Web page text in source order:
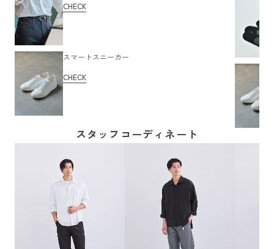
CHECK
スマートスニーカー
CHECK
スタッフコーディネート